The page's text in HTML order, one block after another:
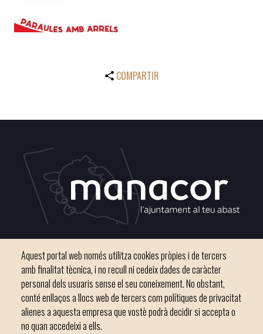
COMPARTIR
Phone 971 84 91 00 - CIF: P0703300D
Aquest portal web només utilitza cookies pròpies i de tercers
amb finalitat tècnica, i no recull ni cedeix dades de caràcter
personal dels usuaris sense el seu coneixement. No obstant,
conté enllaços a llocs web de tercers com polítiques de privacitat
alienes a aquesta empresa que vostè podrà decidir si accepta o
no quan accedeixi a ells.